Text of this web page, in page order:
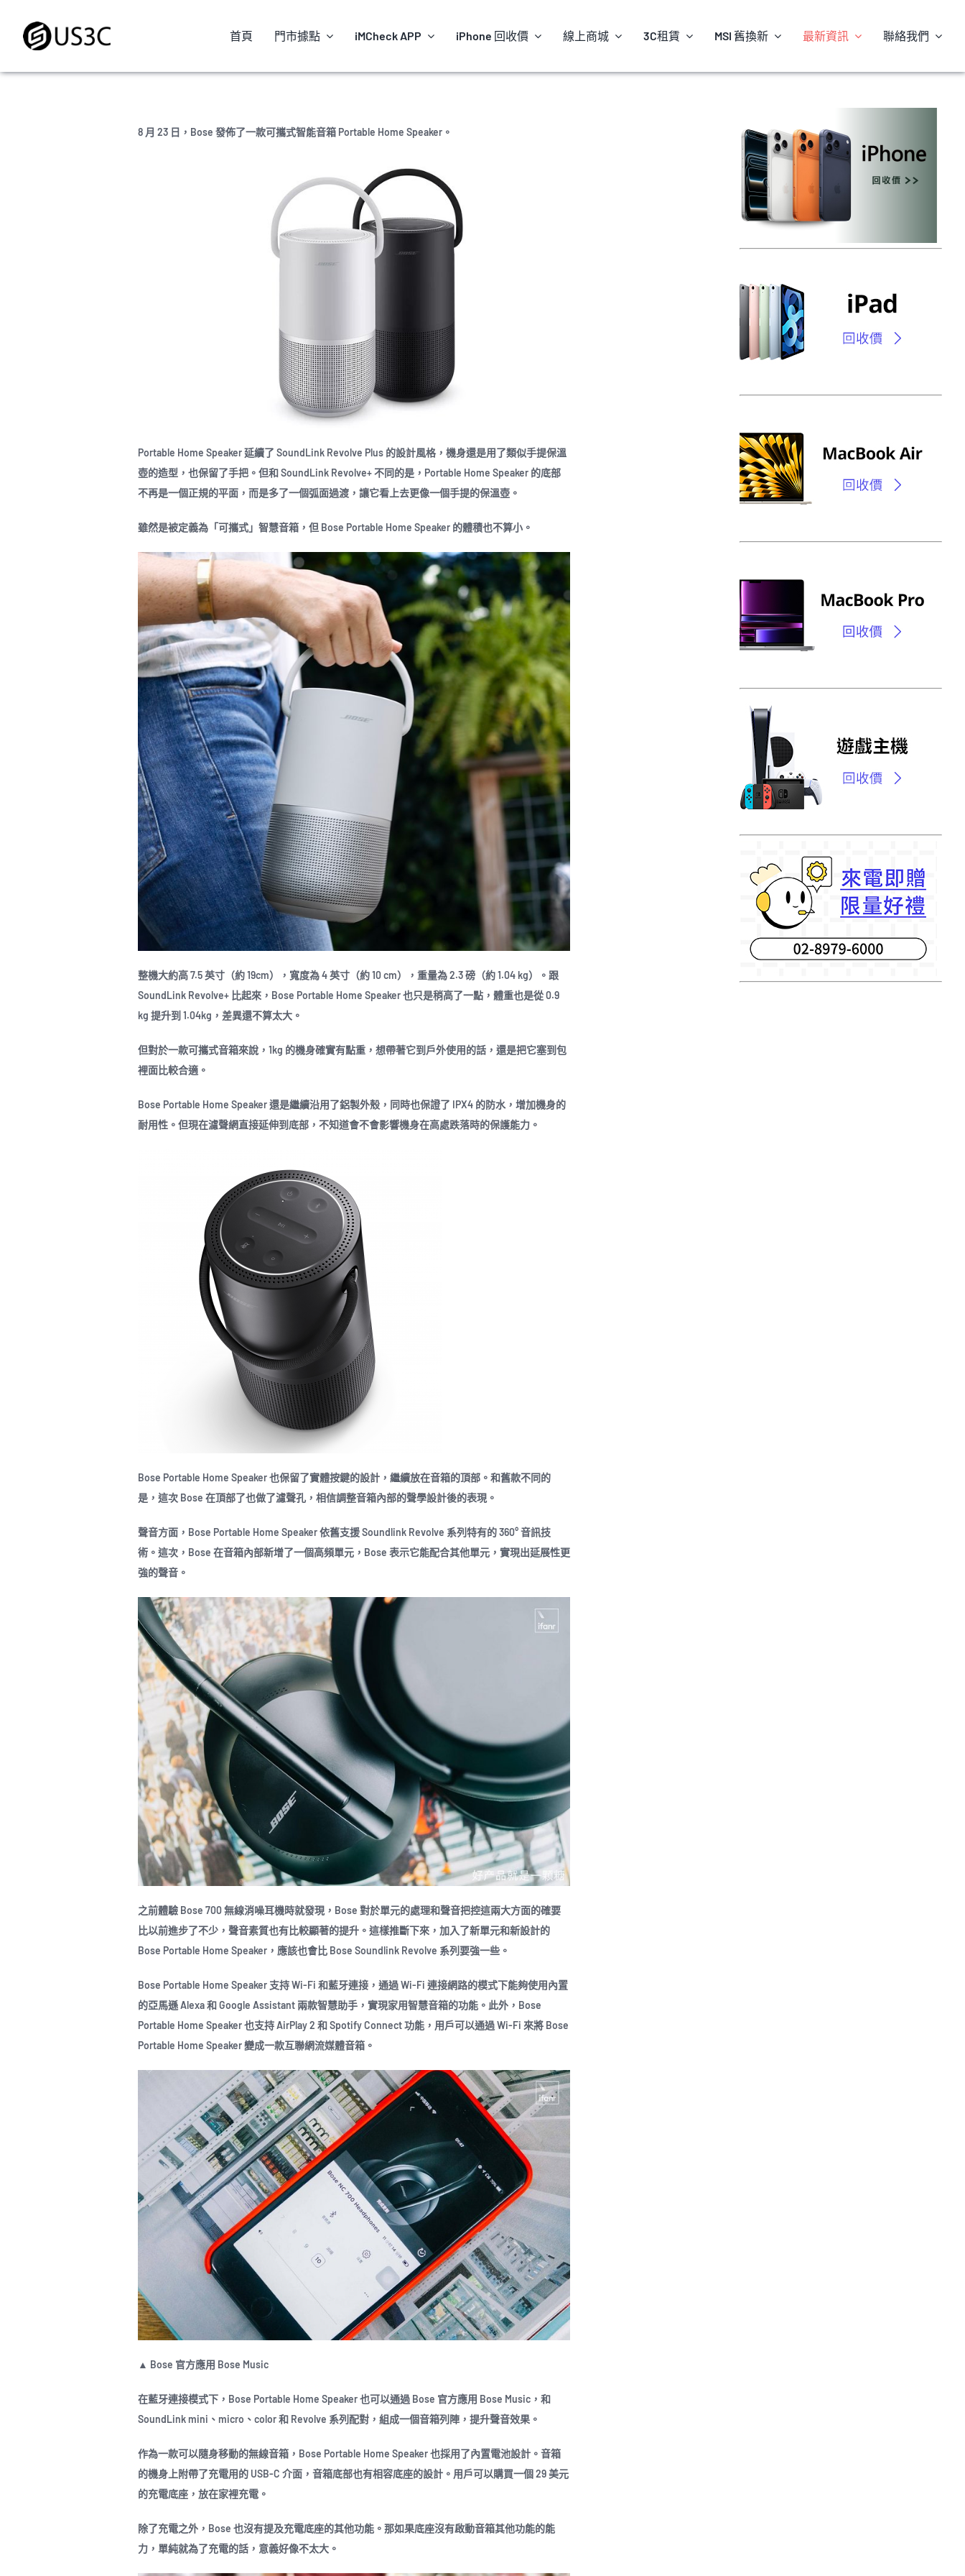
content
首頁 門市據點 iMCheck APP iPhone 回收價 線上商城 3C租賃 MSI 舊換新 最新資訊 聯絡我們
8 月 23 日，Bose 發佈了一款可攜式智能音箱 Portable Home Speaker。
Portable Home Speaker 延續了 SoundLink Revolve Plus 的設計風格，機身還是用了類似手提保溫
壺的造型，也保留了手把。但和 SoundLink Revolve+ 不同的是，Portable Home Speaker 的底部
不再是一個正規的平面，而是多了一個弧面過渡，讓它看上去更像一個手提的保溫壺。
雖然是被定義為「可攜式」智慧音箱，但 Bose Portable Home Speaker 的體積也不算小。
整機大約高 7.5 英寸（約 19cm），寬度為 4 英寸（約 10 cm），重量為 2.3 磅（約 1.04 kg）。跟
SoundLink Revolve+ 比起來，Bose Portable Home Speaker 也只是稍高了一點，體重也是從 0.9
kg 提升到 1.04kg，差異還不算太大。
但對於一款可攜式音箱來說，1kg 的機身確實有點重，想帶著它到戶外使用的話，還是把它塞到包
裡面比較合適。
Bose Portable Home Speaker 還是繼續沿用了鋁製外殼，同時也保證了 IPX4 的防水，增加機身的
耐用性。但現在濾聲網直接延伸到底部，不知道會不會影響機身在高處跌落時的保護能力。
Bose Portable Home Speaker 也保留了實體按鍵的設計，繼續放在音箱的頂部。和舊款不同的
是，這次 Bose 在頂部了也做了濾聲孔，相信調整音箱內部的聲學設計後的表現。
聲音方面，Bose Portable Home Speaker 依舊支援 Soundlink Revolve 系列特有的 360° 音訊技
術。這次，Bose 在音箱內部新增了一個高頻單元，Bose 表示它能配合其他單元，實現出延展性更
強的聲音。
之前體驗 Bose 700 無線消噪耳機時就發現，Bose 對於單元的處理和聲音把控這兩大方面的確要
比以前進步了不少，聲音素質也有比較顯著的提升。這樣推斷下來，加入了新單元和新設計的
Bose Portable Home Speaker，應該也會比 Bose Soundlink Revolve 系列要強一些。
Bose Portable Home Speaker 支持 Wi-Fi 和藍牙連接，通過 Wi-Fi 連接網路的模式下能夠使用內置
的亞馬遜 Alexa 和 Google Assistant 兩款智慧助手，實現家用智慧音箱的功能。此外，Bose
Portable Home Speaker 也支持 AirPlay 2 和 Spotify Connect 功能，用戶可以通過 Wi-Fi 來將 Bose
Portable Home Speaker 變成一款互聯網流媒體音箱。
▲ Bose 官方應用 Bose Music
在藍牙連接模式下，Bose Portable Home Speaker 也可以通過 Bose 官方應用 Bose Music，和
SoundLink mini、micro、color 和 Revolve 系列配對，組成一個音箱列陣，提升聲音效果。
作為一款可以隨身移動的無線音箱，Bose Portable Home Speaker 也採用了內置電池設計。音箱
的機身上附帶了充電用的 USB-C 介面，音箱底部也有相容底座的設計。用戶可以購買一個 29 美元
的充電底座，放在家裡充電。
除了充電之外，Bose 也沒有提及充電底座的其他功能。那如果底座沒有啟動音箱其他功能的能
力，單純就為了充電的話，意義好像不太大。